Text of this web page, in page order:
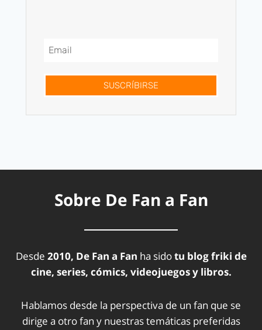
SUSCRÍBIRSE
Sobre De Fan a Fan
Desde 2010, De Fan a Fan ha sidotu blog friki de
cine, series, cómics, videojuegos y libros.
Hablamos desde la perspectiva de un fan que se
dirige a otro fan y nuestras temáticas preferidas